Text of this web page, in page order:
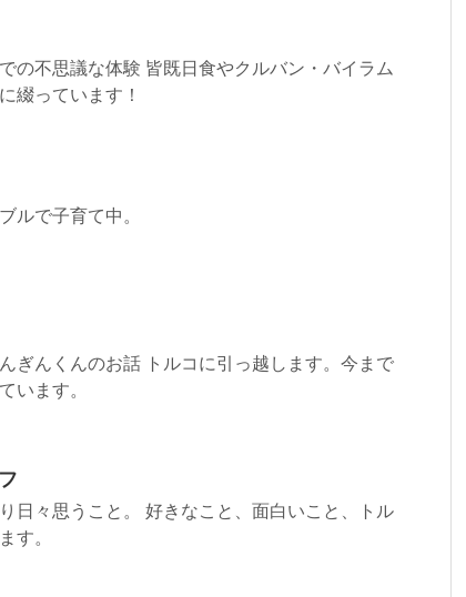
の不思議な体験 皆既日食やクルバン・バイラム
綴っています！
ルで子育て中。
ぎんくんのお話 トルコに引っ越します。今まで
います。
日々思うこと。 好きなこと、面白いこと、トル
す。